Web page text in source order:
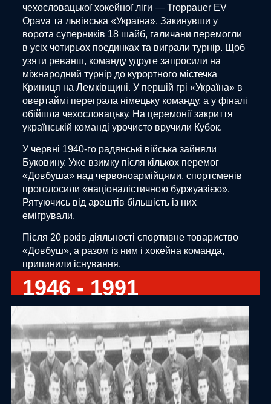
чехословацької хокейної ліги — Troppauer EV
Opava та львівська «Україна». Закинувши у
ворота суперників 18 шайб, галичани перемогли
в усіх чотирьох поєдинках та виграли турнір. Щоб
узяти реванш, команду удруге запросили на
міжнародний турнір до курортного містечка
Криниця на Лемківщині. У першій грі «Україна» в
овертаймі переграла німецьку команду, а у фіналі
обійшла чехословацьку. На церемонії закриття
українській команді урочисто вручили Кубок.
У червні 1940-го радянські війська зайняли
Буковину. Уже взимку після кількох перемог
«Довбуша» над червоноармійцями, спортсменів
проголосили «націоналістичною буржуазією».
Рятуючись від арештів більшість із них
емігрували.
Після 20 років діяльності спортивне товариство
«Довбуш», а разом із ним і хокейна команда,
припинили існування.
1946 - 1991